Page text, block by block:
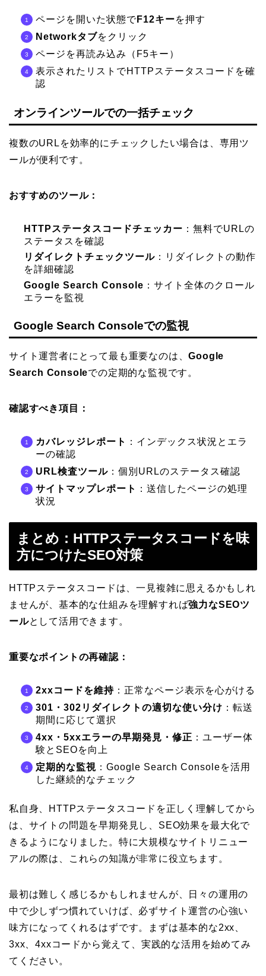
ページを開いた状態でF12キーを押す
Networkタブをクリック
ページを再読み込み（F5キー）
表示されたリストでHTTPステータスコードを確
認
オンラインツールでの一括チェック
複数のURLを効率的にチェックしたい場合は、専用ツ
ールが便利です。
おすすめのツール：
HTTPステータスコードチェッカー ：無料でURLの
ステータスを確認
リダイレクトチェックツール ：リダイレクトの動作
を詳細確認
Google Search Console ：サイト全体のクロール
エラーを監視
Google Search Consoleでの監視
サイト運営者にとって最も重要なのは、Google
Search Consoleでの定期的な監視です。
確認すべき項目：
カバレッジレポート
：インデックス状況とエラ
ーの確認
URL検査ツール ：個別URLのステータス確認
サイトマップレポート
：送信したページの処理
状況
まとめ：HTTPステータスコードを味
方につけたSEO対策
HTTPステータスコードは、一見複雑に思えるかもしれ
ませんが、基本的な仕組みを理解すれば強力なSEOツ
ールとして活用できます。
重要なポイントの再確認：
2xxコードを維持 ：正常なページ表示を心がける
301・302リダイレクトの適切な使い分け ：転送
期間に応じて選択
4xx・5xxエラーの早期発見・修正 ：ユーザー体
験とSEOを向上
定期的な監視 ：Google Search Consoleを活用
した継続的なチェック
私自身、HTTPステータスコードを正しく理解してから
は、サイトの問題を早期発見し、SEO効果を最大化で
きるようになりました。特に大規模なサイトリニュー
アルの際は、これらの知識が非常に役立ちます。
最初は難しく感じるかもしれませんが、日々の運用の
中で少しずつ慣れていけば、必ずサイト運営の心強い
味方になってくれるはずです。まずは基本的な2xx、
3xx、4xxコードから覚えて、実践的な活用を始めてみ
てください。